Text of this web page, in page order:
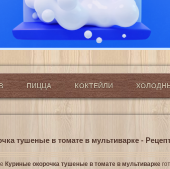
ПИЦЦА КОКТЕЙЛИ
тушеные в томате в мультиварке -
Куриные окорочка тушеные в томате в мультиварке